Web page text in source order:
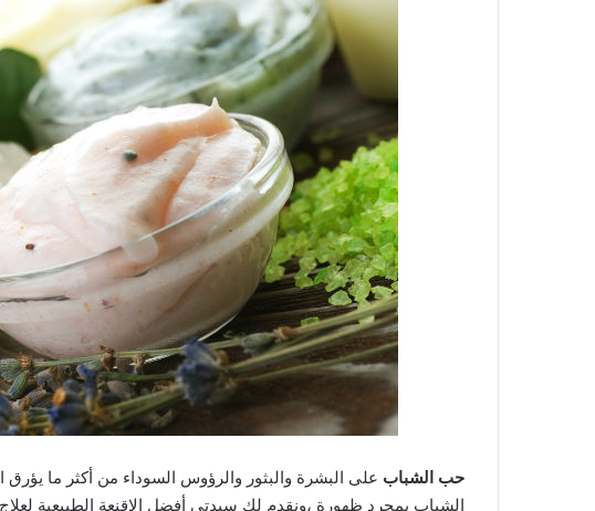
حب الشباب على البشرة والبثور والرؤوس السوداء من أكثر ما يؤرق
الشباب بمجرد ظهورة ،ونقدم لكٍ سيدتى أفضل الاقنعة الطبيعية